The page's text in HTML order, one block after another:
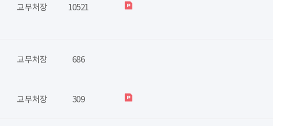
교무처장 10521
교무처장 686
교무처장 309